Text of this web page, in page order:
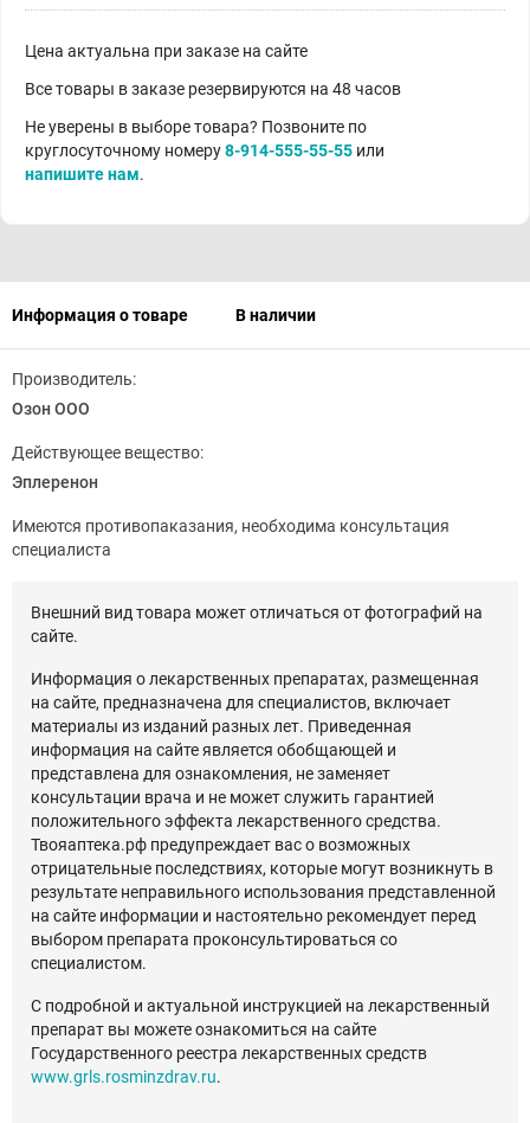
Цена актуальна при заказе на сайте
Все товары в заказе резервируются на 48 часов
Не уверены в выборе товара? Позвоните по
круглосуточному номеру8-914-555-55-55 или
напишите нам.
Информация о товаре В наличии
Производитель:
Озон ООО
Действующее вещество:
Эплеренон
Имеются противопаказания, необходима консультация
специалиста
Внешний вид товара может отличаться от фотографий на
сайте.
Информация о лекарственных препаратах, размещенная
на сайте, предназначена для специалистов, включает
материалы из изданий разных лет. Приведенная
информация на сайте является обобщающей и
представлена для ознакомления, не заменяет
консультации врача и не может служить гарантией
положительного эффекта лекарственного средства.
Твояаптека.рф предупреждает вас о возможных
отрицательные последствиях, которые могут возникнуть в
результате неправильного использования представленной
на сайте информации и настоятельно рекомендует перед
выбором препарата проконсультироваться со
специалистом.
С подробной и актуальной инструкцией на лекарственный
препарат вы можете ознакомиться на сайте
Государственного реестра лекарственных средств
www.grls.rosminzdrav.ru.